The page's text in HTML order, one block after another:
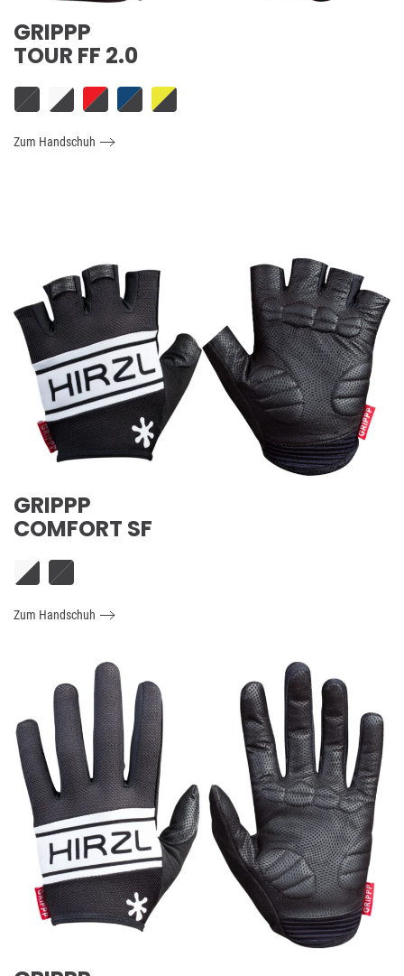
GRIPPP
TOUR FF 2.0
Zum Handschuh
GRIPPP
COMFORT SF
Zum Handschuh